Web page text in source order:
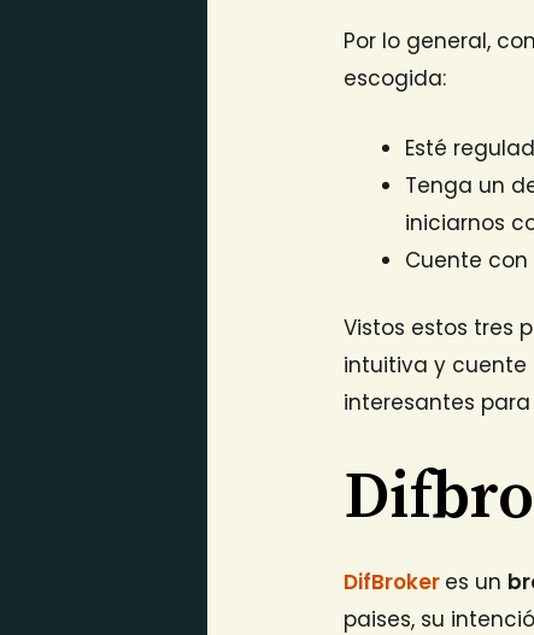
Por lo general,
escogida:
Esté
Tenga un
iniciarnos
Cuente
Vistos estos tres
intuitiva y cuente
interesantes
DifBroker es un
paises, su